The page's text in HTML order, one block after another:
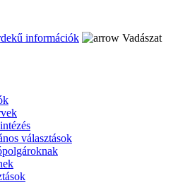
információk
Vadászat
választások